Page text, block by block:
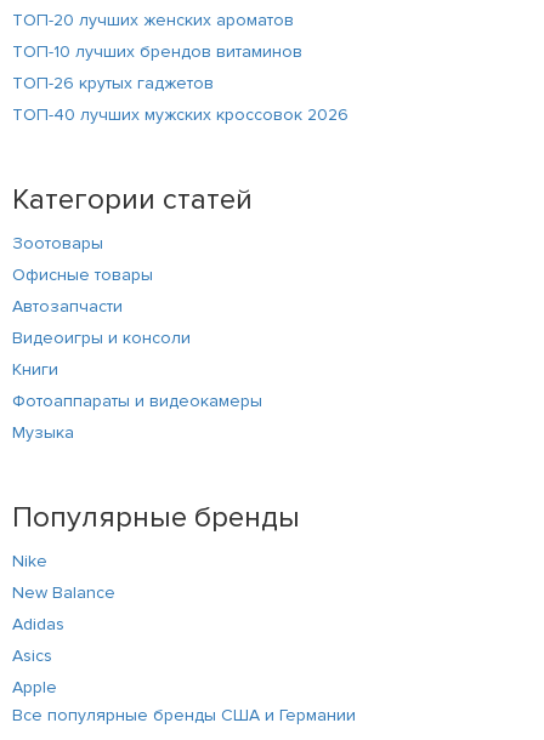
ТОП-20 лучших женских ароматов
ТОП-10 лучших брендов витаминов
ТОП-26 крутых гаджетов
ТОП-40 лучших мужских кроссовок 2026
Категории статей
Зоотовары
Офисные товары
Автозапчасти
Видеоигры и консоли
Книги
Фотоаппараты и видеокамеры
Музыка
Популярные бренды
Nike
New Balance
Adidas
Asics
Apple
Все популярные бренды США и Германии